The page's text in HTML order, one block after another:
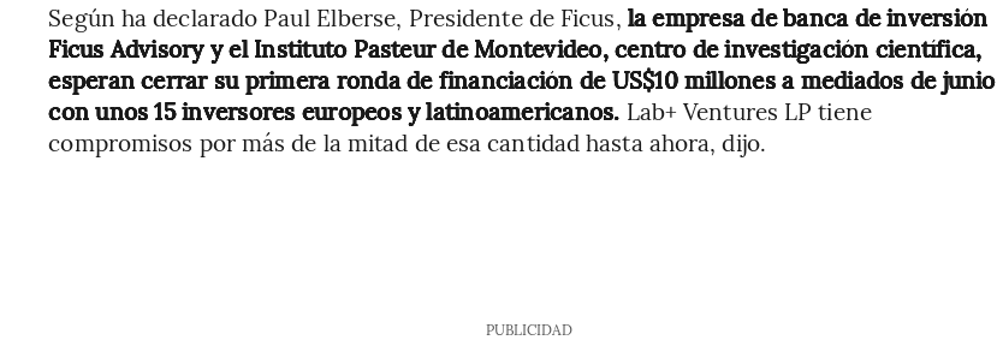
Según ha declarado Paul Elberse, Presidente de Ficus, la empresa de banca de inversión
Ficus Advisory y el Instituto Pasteur de Montevideo, centro de investigación científica,
esperan cerrar su primera ronda de financiación de US$10 millones a mediados de junio
con unos 15 inversores europeos y latinoamericanos. Lab+ Ventures LP tiene
compromisos por más de la mitad de esa cantidad hasta ahora, dijo.
PUBLICIDAD